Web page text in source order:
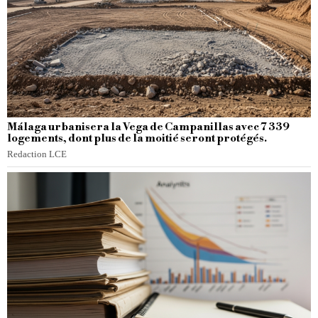
Málaga urbanisera la Vega de Campanillas avec 7 339
logements, dont plus de la moitié seront protégés.
Redaction LCE